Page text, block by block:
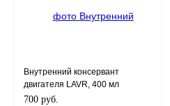
Внутренний консервант
двигателя LAVR, 400 мл
700 руб.